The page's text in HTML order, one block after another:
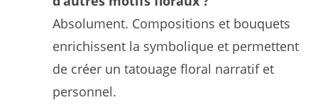
Absolument. Compositions et bouquets
enrichissent la symbolique et permettent
de créer un tatouage floral narratif et
personnel.